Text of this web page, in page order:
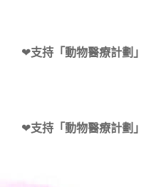
❤支持「動物醫療計劃」
❤支持「動物醫療計劃」